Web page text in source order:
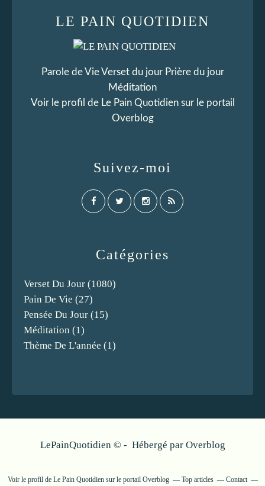
Catégories
Verset Du Jour (1080)
Pain De Vie (27)
Pensée Du Jour (15)
Méditation (1)
Thème De L'année (1)
LE PAIN QUOTIDIEN
Parole de Vie Verset du jour Prière du jour
Méditation
Voir le profil de Le Pain Quotidiensur le portail
Overblog
Suivez-moi
LePainQuotidien © - Hébergé par Overblog
Voir le profil de Le Pain Quotidiensur le portail Overblog Top articles Contact